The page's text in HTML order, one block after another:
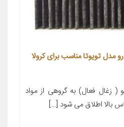
مدل تویوتا مناسب برای کرولا
زغال فعال) به گروهی از مواد
بالا اطلاق می شود […]